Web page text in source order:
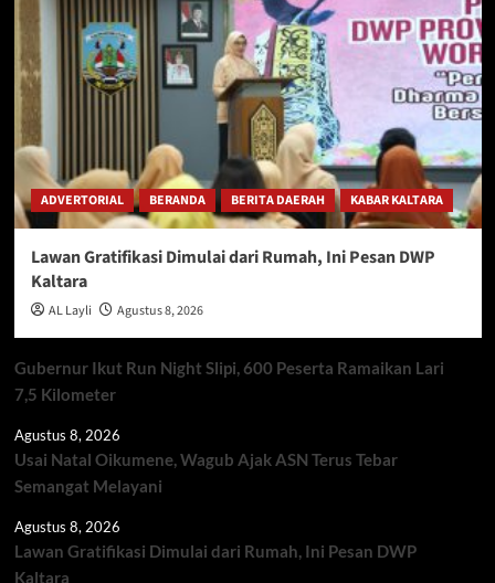
ADVERTORIAL BERANDA BERITA DAERAH KABAR KALTARA
Lawan Gratifikasi Dimulai dari Rumah, Ini Pesan DWP
Kaltara
AL Layli Agustus 8, 2026
Gubernur Ikut Run Night Slipi, 600 Peserta Ramaikan Lari
7,5 Kilometer
Agustus 8, 2026
Usai Natal Oikumene, Wagub Ajak ASN Terus Tebar
Semangat Melayani
Agustus 8, 2026
Lawan Gratifikasi Dimulai dari Rumah, Ini Pesan DWP
Kaltara